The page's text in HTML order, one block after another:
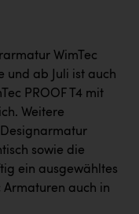
WimTec
und ab Juli ist auch
PROOF T4 mit
Weitere
sowie die
ein ausgewähltes
Armaturen auch in